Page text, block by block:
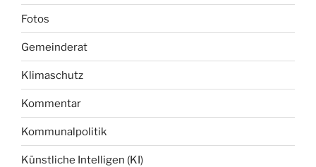
Fotos
Gemeinderat
Klimaschutz
Kommentar
Kommunalpolitik
Künstliche Intelligen (KI)